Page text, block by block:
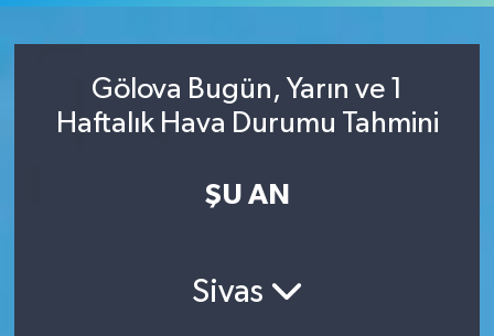
Gölova Bugün, Yarın ve 1
Haftalık Hava Durumu Tahmini
ŞU AN
Sivas
Güncel
Kültür & Sanat
Trafik Durumu
Süper Lig Puan Durumu ve Fikstür
Son Dakika Haberleri